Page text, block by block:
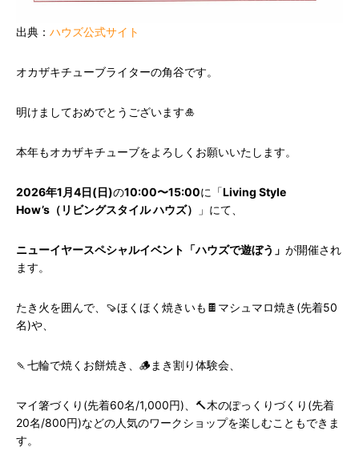
出典： ハウズ公式サイト
オカザキチューブライターの角谷です。
明けましておめでとうございます🎍
本年もオカザキチューブをよろしくお願いいたします。
2026年1月4日(日)の10:00〜15:00に「Living Style
How’s（リビングスタイル ハウズ）
」にて、
ニューイヤースペシャルイベント「ハウズで遊ぼう」 が開催され
ます。
たき火を囲んで、🍠ほくほく焼きいも🍫マシュマロ焼き(先着50
名)や、
🍡七輪で焼くお餅焼き、🪵まき割り体験会、
マイ箸づくり(先着60名/1,000円)、🔨木のぽっくりづくり(先着
20名/800円)などの人気のワークショップを楽しむこともできま
す。